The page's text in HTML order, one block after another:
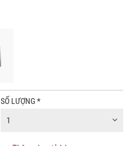
SỐ LƯỢNG*
1